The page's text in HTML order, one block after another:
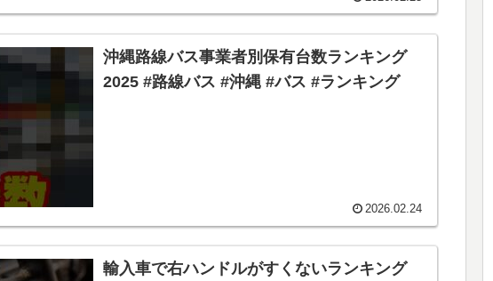
沖縄路線バス事業者別保有台数ランキング
2025 #路線バス #沖縄 #バス #ランキング
2026.02.24
輸入車で右ハンドルがすくないランキング